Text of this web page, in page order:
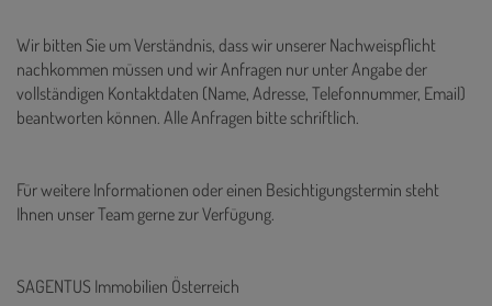
Wir bitten Sie um Verständnis, dass wir unserer Nachweispflicht
nachkommen müssen und wir Anfragen nur unter Angabe der
vollständigen Kontaktdaten (Name, Adresse, Telefonnummer, Email)
beantworten können. Alle Anfragen bitte schriftlich.
Für weitere Informationen oder einen Besichtigungstermin steht
Ihnen unser Team gerne zur Verfügung.
SAGENTUS Immobilien Österreich